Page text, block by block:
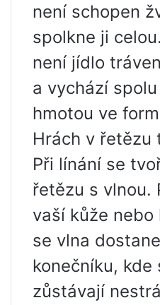
není schopen
spolkne ji
není jídlo
a vychází
hmotou ve
Hrách v řetězu
Při línání se
řetězu s vlnou.
vaší kůže nebo
se vlna
konečníku, kde
zůstávají